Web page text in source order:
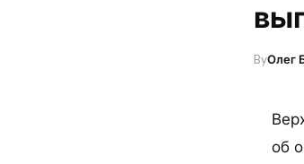
ByОлег
об